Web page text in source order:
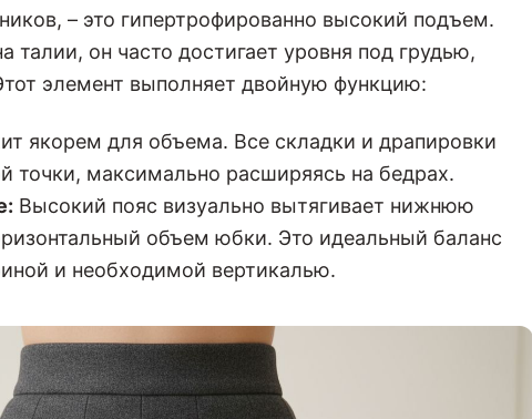
– это гипертрофированно высокий подъем.
талии, он часто достигает уровня под грудью,
элемент выполняет двойную функцию:
якорем для объема. Все складки и драпировки
точки, максимально расширяясь на бедрах.
Высокий пояс визуально вытягивает нижнюю
объем юбки. Это идеальный баланс
и необходимой вертикалью.